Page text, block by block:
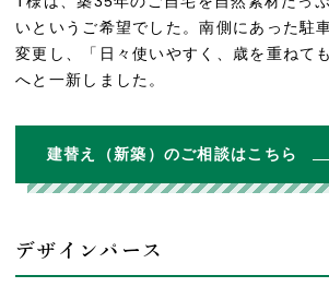
いというご希望でした。南側にあった駐
変更し、「日々使いやすく、歳を重ねて
へと一新しました。
建替え（新築）のご相談はこちら
デザインパース